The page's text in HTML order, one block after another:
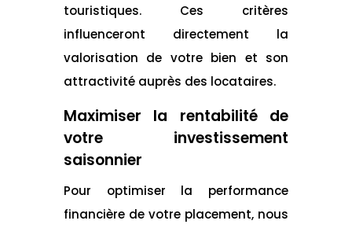
touristiques. Ces critères
influenceront directement la
valorisation de votre bien et son
attractivité auprès des locataires.
Maximiser la rentabilité de
votre investissement
saisonnier
Pour optimiser la performance
financière de votre placement, nous